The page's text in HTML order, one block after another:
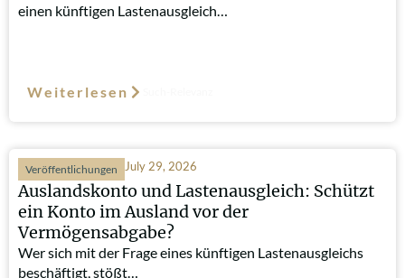
einen künftigen Lastenausgleich…
Weiterlesen
Veröffentlichungen July 29, 2026
Auslandskonto und Lastenausgleich: Schützt
ein Konto im Ausland vor der
Vermögensabgabe?
Wer sich mit der Frage eines künftigen Lastenausgleichs
beschäftigt, stößt…